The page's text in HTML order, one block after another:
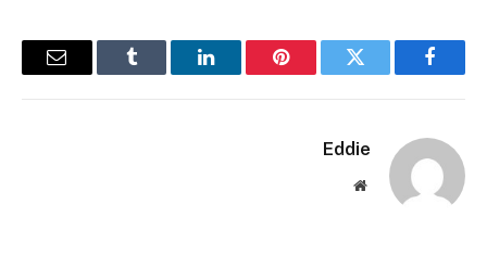
فيسبوك تويتر بينتيريستلينكدإن Tumblr
البريد
Eddie
موقع